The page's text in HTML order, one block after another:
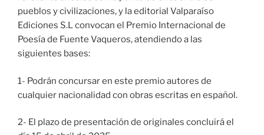
pueblos y civilizaciones, y la editorial Valparaíso
Ediciones S.L convocan el Premio Internacional de
Poesía de Fuente Vaqueros, atendiendo a las
siguientes bases:
1- Podrán concursar en este premio autores de
cualquier nacionalidad con obras escritas en español.
2- El plazo de presentación de originales concluirá el